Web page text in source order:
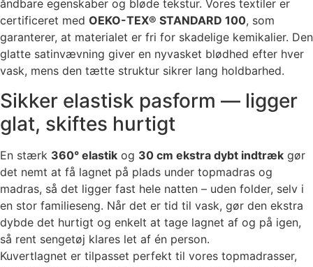
åndbare egenskaber og bløde tekstur. Vores textiler er
certificeret med OEKO-TEX® STANDARD 100, som
garanterer, at materialet er fri for skadelige kemikalier. Den
glatte satinvævning giver en nyvasket blødhed efter hver
vask, mens den tætte struktur sikrer lang holdbarhed.
Sikker elastisk pasform — ligger
glat, skiftes hurtigt
En stærk 360° elastik og 30 cm ekstra dybt indtræk gør
det nemt at få lagnet på plads under topmadras og
madras, så det ligger fast hele natten – uden folder, selv i
en stor familieseng. Når det er tid til vask, gør den ekstra
dybde det hurtigt og enkelt at tage lagnet af og på igen,
så rent sengetøj klares let af én person.
Kuvertlagnet er tilpasset perfekt til vores topmadrasser,